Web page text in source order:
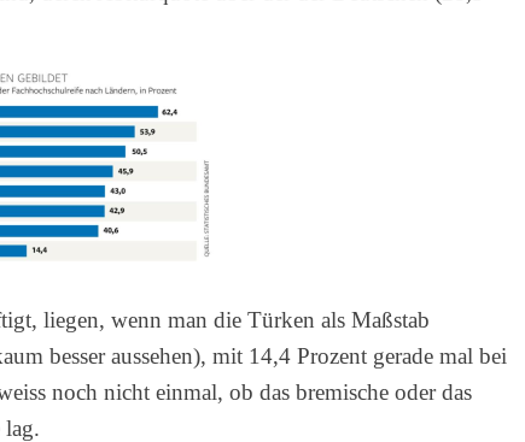
liegen, wenn man die Türken als Maßstab
besser aussehen), mit 14,4 Prozent gerade mal bei
noch nicht einmal, ob das bremische oder das
lag.